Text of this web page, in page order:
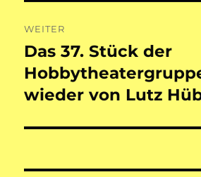
WEITER
Nächster
Beitrag:
Das 37. Stück der
wieder von Lutz